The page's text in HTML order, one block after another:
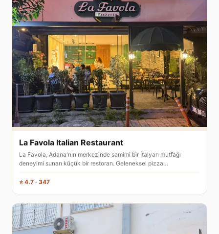
La Favola Italian Restaurant
La Favola, Adana'nın merkezinde samimi bir İtalyan mutfağı
deneyimi sunan küçük bir restoran. Geleneksel pizza…
⭐ 4.7 · 347